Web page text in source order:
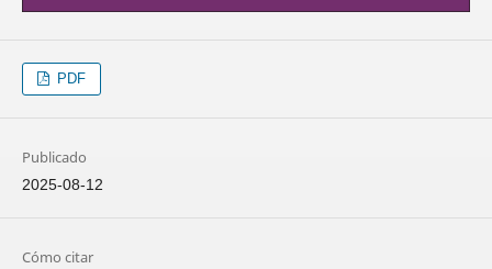
PDF
Publicado
2025-08-12
Cómo citar